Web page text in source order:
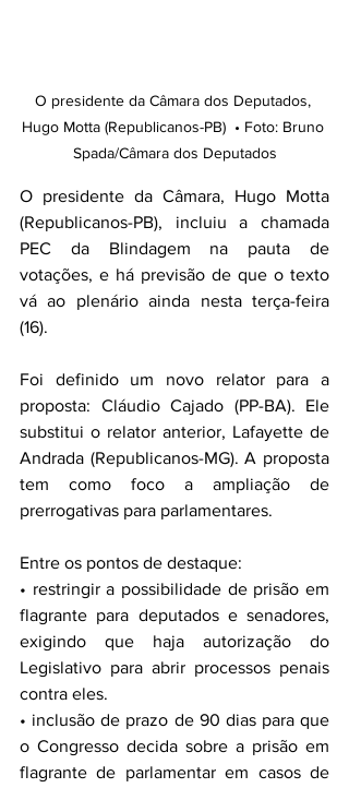
O presidente da Câmara dos Deputados,
Hugo Motta (Republicanos-PB)  • Foto: Bruno
Spada/Câmara dos Deputados
O presidente da Câmara, Hugo Motta
(Republicanos-PB), incluiu a chamada
PEC da Blindagem na pauta de
votações, e há previsão de que o texto
vá ao plenário ainda nesta terça-feira
(16).
Foi definido um novo relator para a
proposta: Cláudio Cajado (PP-BA). Ele
substitui o relator anterior, Lafayette de
Andrada (Republicanos-MG). A proposta
tem como foco a ampliação de
prerrogativas para parlamentares.
Entre os pontos de destaque:
• restringir a possibilidade de prisão em
flagrante para deputados e senadores,
exigindo que haja autorização do
Legislativo para abrir processos penais
contra eles.
• inclusão de prazo de 90 dias para que
o Congresso decida sobre a prisão em
flagrante de parlamentar em casos de